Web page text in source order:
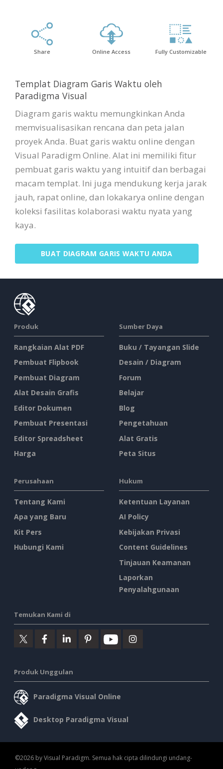
Share Online Access Fully Customizable
Templat Diagram Garis Waktu oleh
Paradigma Visual
Diagram garis waktu memungkinkan Anda
memvisualisasikan rencana dan peta jalan
proyek Anda. Buat garis waktu online dengan
Visual Paradigm Online. Alat ini memiliki fitur
pembuat garis waktu yang intuitif dan berbagai
macam templat. Ini juga mendukung kerja jarak
jauh, rapat online, dan lokakarya online dengan
koleksi fasilitas kolaborasi waktu nyata yang
kaya.
BUAT DIAGRAM GARIS WAKTU ANDA
Produk
Rangkaian Alat PDF
Pembuat Flipbook
Pembuat Diagram
Alat Desain Grafis
Editor Dokumen
Pembuat Presentasi
Editor Spreadsheet
Harga
Sumber Daya
Buku / Tayangan Slide
Desain / Diagram
Forum
Belajar
Blog
Pengetahuan
Alat Gratis
Peta Situs
Perusahaan
Tentang Kami
Apa yang Baru
Kit Pers
Hubungi Kami
Hukum
Ketentuan Layanan
AI Policy
Kebijakan Privasi
Content Guidelines
Tinjauan Keamanan
Laporkan
Penyalahgunaan
Temukan Kami di
Produk Unggulan
Paradigma Visual Online
Desktop Paradigma Visual
©2026 by Visual Paradigm. Semua hak cipta dilindungi undang-